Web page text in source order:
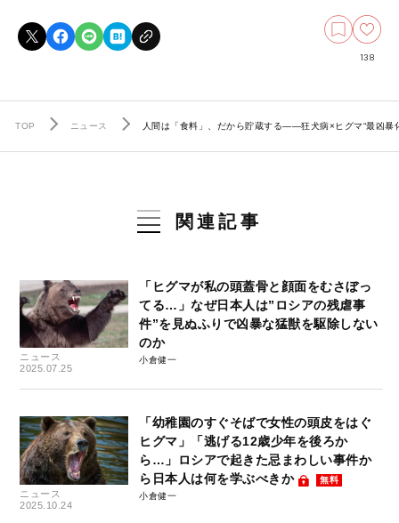
138
TOP ニュース 人間は「食料」、だから貯蔵する――狂犬病×ヒグマ“最凶
関連記事
ニュース
2025.07.25
「ヒグマが私の頭蓋骨と顔面をむさぼっ
てる…」なぜ日本人は”ロシアの残虐事
件”を見ぬふりで凶暴な猛獣を駆除しない
のか
小倉健一
ニュース
2025.10.24
「幼稚園のすぐそばで女性の頭皮をはぐ
ヒグマ」「逃げる12歳少年を後ろか
ら…」ロシアで起きた忌まわしい事件か
ら日本人は何を学ぶべきか
無料
小倉健一